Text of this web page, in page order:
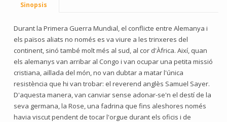
Sinopsis
Durant la Primera Guerra Mundial, el conflicte entre Alemanya i
els països aliats no només es va viure a les trinxeres del
continent, sinó també molt més al sud, al cor d'Àfrica. Així, quan
els alemanys van arribar al Congo i van ocupar una petita missió
cristiana, aïllada del món, no van dubtar a matar l'única
resistència que hi van trobar: el reverend anglès Samuel Sayer.
D'aquesta manera, van canviar sense adonar-se'n el destí de la
seva germana, la Rose, una fadrina que fins aleshores només
havia viscut pendent de tocar l'orgue durant els oficis i de